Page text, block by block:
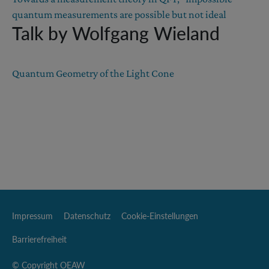
quantum measurements are possible but not ideal
Talk by Wolfgang Wieland
Quantum Geometry of the Light Cone
Impressum Datenschutz Cookie-Einstellungen
Barrierefreiheit
© Copyright OEAW